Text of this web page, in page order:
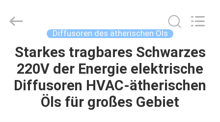
HAUS
PRODUKTE
Reserved.
Diffusoren des ätherischen Öls
Starkes tragbares Schwarzes
220V der Energie elektrische
Diffusoren HVAC-ätherischen
Öls für großes Gebiet